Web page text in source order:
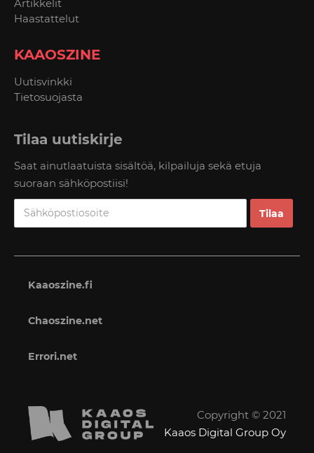
Artikkelit
Haastattelut
KAAOSZINE
Uutisvinkki
Tietosuojasta
Tilaa uutiskirje
Saat ainutlaatuista sisältöä, kilpailuja sekä etuja
suoraan sähköpostiisi!
Kaaoszine.fi
Chaoszine.net
Errori.net
Copyright © 2021
Kaaos Digital Group Oy